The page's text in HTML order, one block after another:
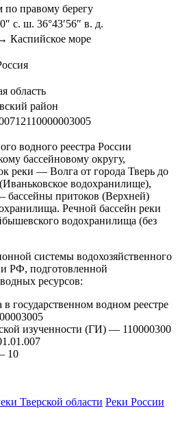
по правому берегу
с. ш. 36°43′56″ в. д.
Каспийское море
область
район
водного реестра России
бассейновому округу,
реки — Волга от города Тверь до
водохранилище),
бассейны притоков (Верхней)
Речной бассейн реки
водохранилища (без
системы водохозяйственного
РФ, подготовленной
ресурсов:
государственном водном реестре
изученности (ГИ) — 110000300
10
Тверской области Реки России